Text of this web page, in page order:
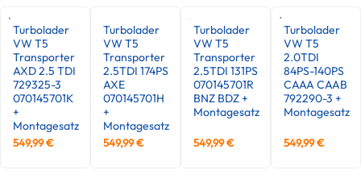
Turbolader
VW T5
Transporter
AXD 2.5 TDI
729325-3
070145701K
+
Montagesatz
549,99€
Turbolader
VW T5
Transporter
2.5TDI 174PS
AXE
070145701H
+
Montagesatz
549,99€
Turbolader
VW T5
Transporter
2.5TDI 131PS
070145701R
BNZ BDZ +
Montagesatz
549,99€
Turbolader
VW T5
2.0TDI
84PS-140PS
CAAA CAAB
792290-3 +
Montagesatz
549,99€